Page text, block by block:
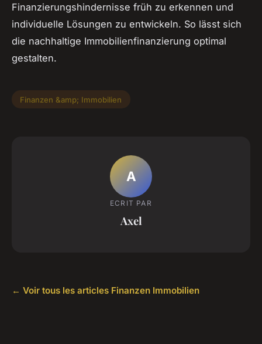
Finanzierungshindernisse früh zu erkennen und
individuelle Lösungen zu entwickeln. So lässt sich
die nachhaltige Immobilienfinanzierung optimal
gestalten.
Finanzen &amp; Immobilien
A
ECRIT PAR
Axel
← Voir tous les articles Finanzen Immobilien